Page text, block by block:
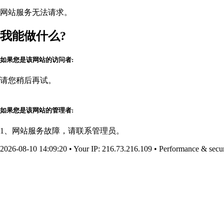
网站服务无法请求。
我能做什么?
如果您是该网站的访问者:
请您稍后再试。
如果您是该网站的管理者:
1、网站服务故障，请联系管理员。
2026-08-10 14:09:20 • Your IP: 216.73.216.109 • Performance &